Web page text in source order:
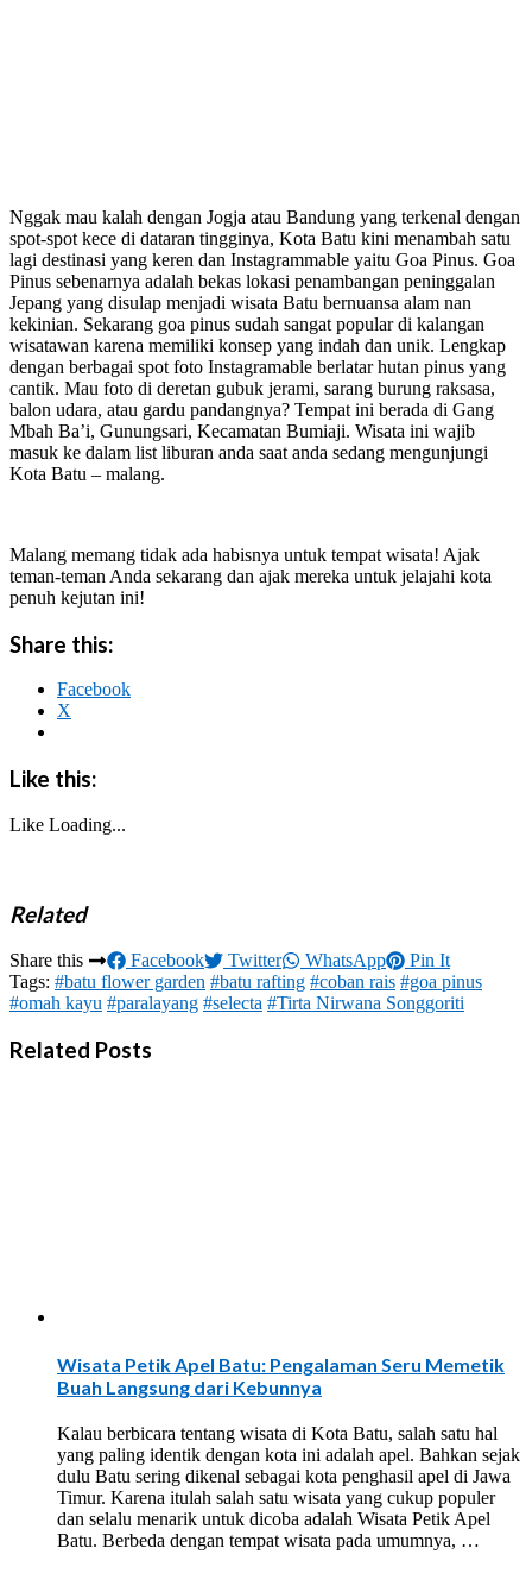
Nggak mau kalah dengan Jogja atau Bandung yang terkenal dengan
spot-spot kece di dataran tingginya, Kota Batu kini menambah satu
lagi destinasi yang keren dan Instagrammable yaitu Goa Pinus. Goa
Pinus sebenarnya adalah bekas lokasi penambangan peninggalan
Jepang yang disulap menjadi wisata Batu bernuansa alam nan
kekinian. Sekarang goa pinus sudah sangat popular di kalangan
wisatawan karena memiliki konsep yang indah dan unik. Lengkap
dengan berbagai spot foto Instagramable berlatar hutan pinus yang
cantik. Mau foto di deretan gubuk jerami, sarang burung raksasa,
balon udara, atau gardu pandangnya? Tempat ini berada di Gang
Mbah Ba’i, Gunungsari, Kecamatan Bumiaji. Wisata ini wajib
masuk ke dalam list liburan anda saat anda sedang mengunjungi
Kota Batu – malang.
Malang memang tidak ada habisnya untuk tempat wisata! Ajak
teman-teman Anda sekarang dan ajak mereka untuk jelajahi kota
penuh kejutan ini!
Share this:
Facebook
X
Like this:
Like Loading...
Related
Share this Facebook Twitter WhatsApp
Pin It
Tags: #batu flower garden #batu rafting #coban rais #goa pinus
#omah kayu #paralayang #selecta #Tirta Nirwana Songgoriti
Related Posts
Wisata Petik Apel Batu: Pengalaman Seru Memetik
Buah Langsung dari Kebunnya
Kalau berbicara tentang wisata di Kota Batu, salah satu hal
yang paling identik dengan kota ini adalah apel. Bahkan sejak
dulu Batu sering dikenal sebagai kota penghasil apel di Jawa
Timur. Karena itulah salah satu wisata yang cukup populer
dan selalu menarik untuk dicoba adalah Wisata Petik Apel
Batu. Berbeda dengan tempat wisata pada umumnya, …